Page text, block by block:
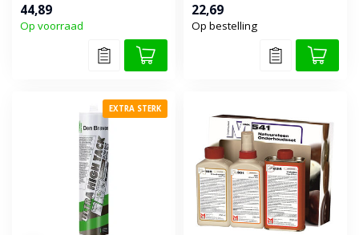
een schoonmaak...
44,89
Op voorraad
22,69
Op bestelling
EXTRA STERK